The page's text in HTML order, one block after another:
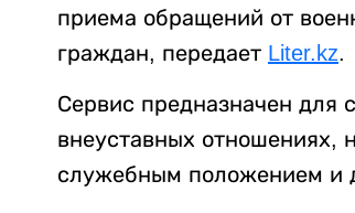
приема обращений от
граждан, передает Liter.kz.
Сервис предназначен для
внеуставных отношениях,
служебным положением и